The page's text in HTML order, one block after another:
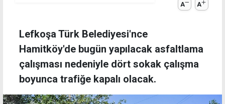
A A
Lefkoşa Türk Belediyesi'nce
Hamitköy'de bugün yapılacak asfaltlama
çalışması nedeniyle dört sokak çalışma
boyunca trafiğe kapalı olacak.